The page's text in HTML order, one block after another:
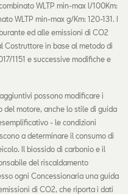
WLTP min-max l/100Km:
WLTP min-max g/Km: 120-131. I
ed alle emissioni di CO2
Costruttore in base al metodo di
1151 e successive modifiche e
possono modificare i
del motore, anche lo stile di guida
- le condizioni
a determinare il consumo di
Il biossido di carbonio e il
del riscaldamento
ogni Concessionaria una guida
di CO2, che riporta i dati